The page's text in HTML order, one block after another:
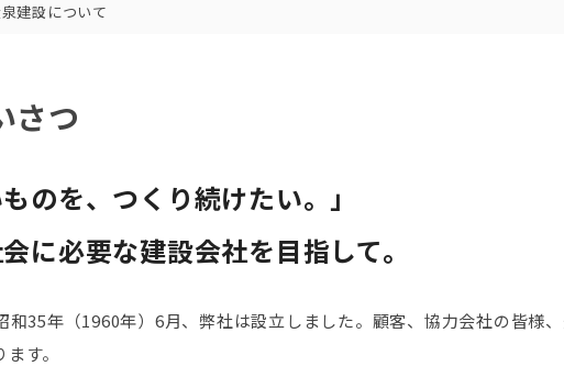
建設について
さつ
ものを、つくり続けたい。」
に必要な建設会社を目指して。
和35年（1960年）6月、弊社は設立しました。顧客、協力会社の皆様
す。